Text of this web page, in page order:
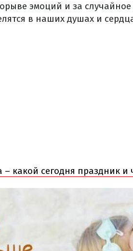
эмоций и за
в наших душах и
– какой сегодня праздник и